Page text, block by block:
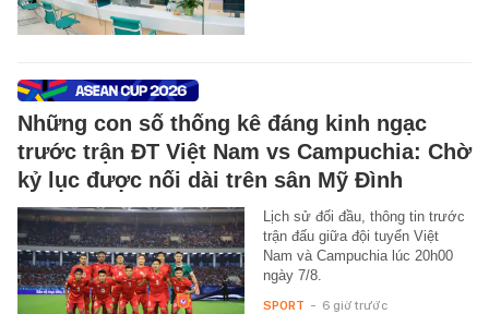
Những con số thống kê đáng kinh ngạc
trước trận ĐT Việt Nam vs Campuchia: Chờ
kỷ lục được nối dài trên sân Mỹ Đình
Lịch sử đối đầu, thông tin trước
trận đấu giữa đội tuyển Việt
Nam và Campuchia lúc 20h00
ngày 7/8.
SPORT - 6 giờ trước